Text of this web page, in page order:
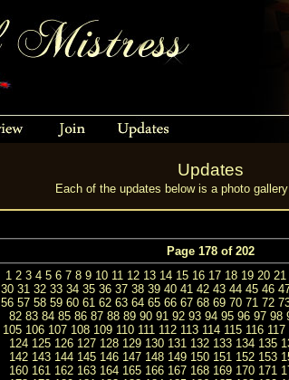
Updates
Each of the updates below is a photo
Page 178 of 202
1 2 3 4 5 6 7 8 9 10 11 12 13 14 15 16 17 18 19 20 21
30 31 32 33 34 35 36 37 38 39 40 41 42 43 44 45 46
56 57 58 59 60 61 62 63 64 65 66 67 68 69 70 71 72
82 83 84 85 86 87 88 89 90 91 92 93 94 95 96 97 98
105 106 107 108 109 110 111 112 113 114 115 116 117
124 125 126 127 128 129 130 131 132 133 134 135
142 143 144 145 146 147 148 149 150 151 152 153
160 161 162 163 164 165 166 167 168 169 170 171